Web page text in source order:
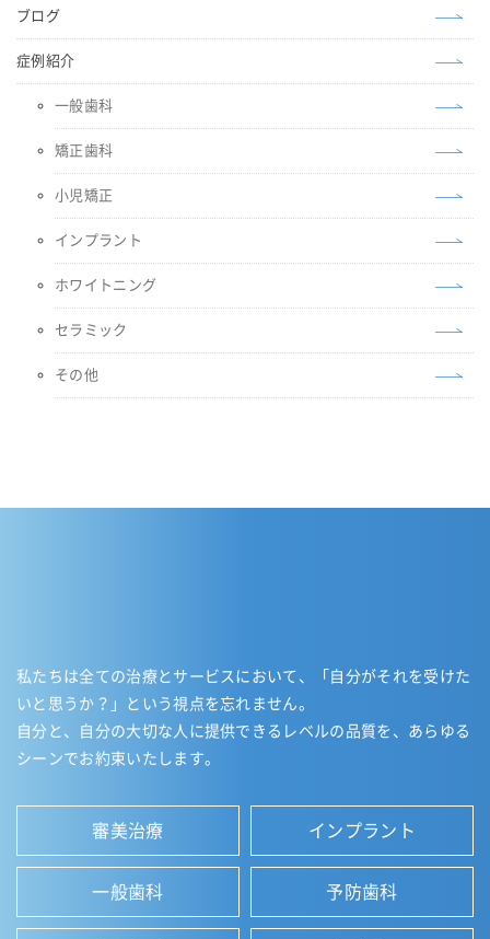
ブログ
症例紹介
一般歯科
矯正歯科
小児矯正
インプラント
ホワイトニング
セラミック
その他
私たちは全ての治療とサービスにおいて、「自分がそれを受けた
いと思うか？」という視点を忘れません。
自分と、自分の大切な人に提供できるレベルの品質を、あらゆる
シーンでお約束いたします。
審美治療 インプラント
一般歯科 予防歯科